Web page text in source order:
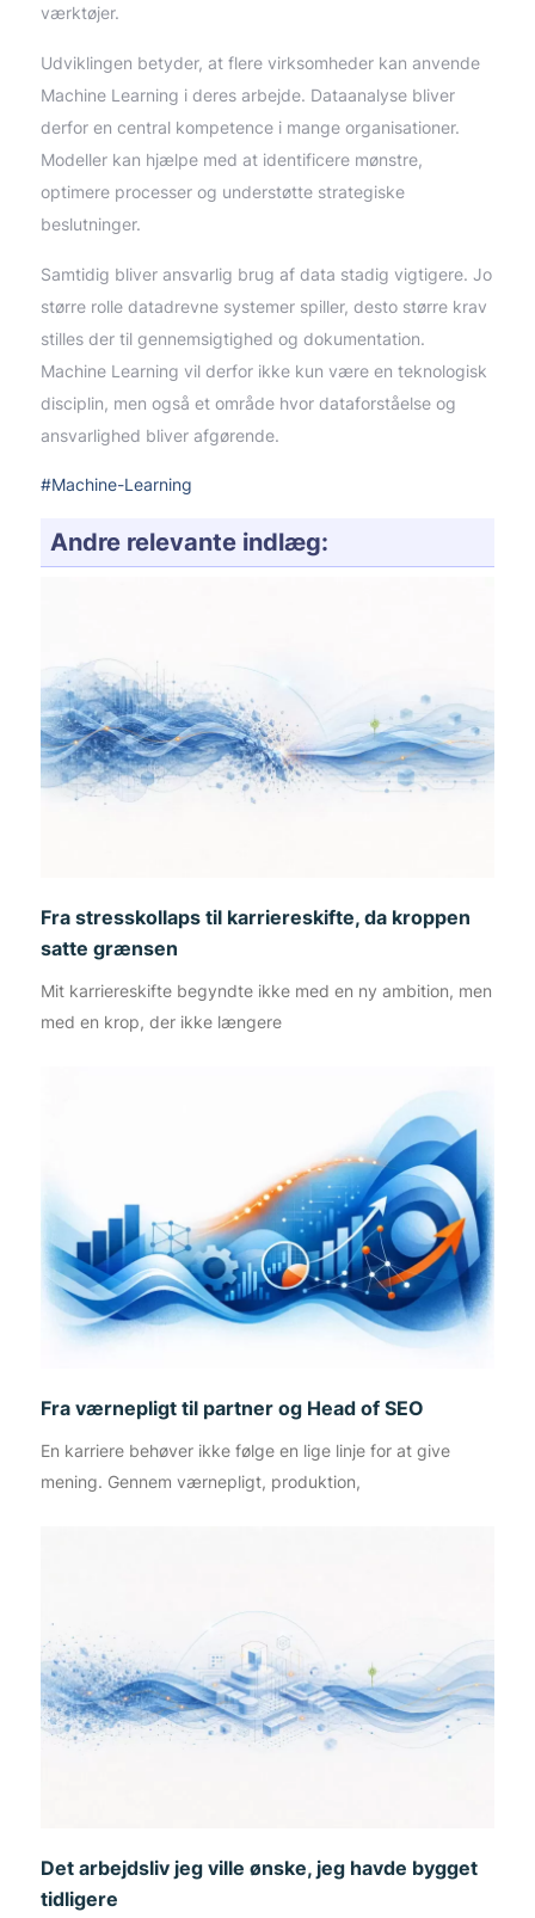
værktøjer.
Udviklingen betyder, at flere virksomheder kan anvende
Machine Learning i deres arbejde. Dataanalyse bliver
derfor en central kompetence i mange organisationer.
Modeller kan hjælpe med at identificere mønstre,
optimere processer og understøtte strategiske
beslutninger.
Samtidig bliver ansvarlig brug af data stadig vigtigere. Jo
større rolle datadrevne systemer spiller, desto større krav
stilles der til gennemsigtighed og dokumentation.
Machine Learning vil derfor ikke kun være en teknologisk
disciplin, men også et område hvor dataforståelse og
ansvarlighed bliver afgørende.
#Machine-Learning
Andre relevante indlæg:
Fra stresskollaps til karriereskifte, da kroppen
satte grænsen
Mit karriereskifte begyndte ikke med en ny ambition, men
med en krop, der ikke længere
Fra værnepligt til partner og Head of SEO
En karriere behøver ikke følge en lige linje for at give
mening. Gennem værnepligt, produktion,
Det arbejdsliv jeg ville ønske, jeg havde bygget
tidligere